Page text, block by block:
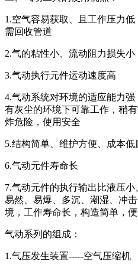
1.空气容易获取、且工作压力
需回收管道
2.气的粘性小、流动阻力损失
3.气动执行元件运动速度高
4.气动系统对环境的适应能力
有灰尘的环境下可靠工作，稍
炸危险，使用安全
5.结构简单、维护方便、成本低
6.气动元件寿命长
7.气动元件的执行输出比液压
易然、易爆、多沉、潮湿、冲
境，工作寿命长，构造简单，
气动系列的组成：
1.气压发生装置-----空气压缩机